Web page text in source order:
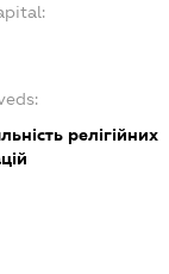
релігійних